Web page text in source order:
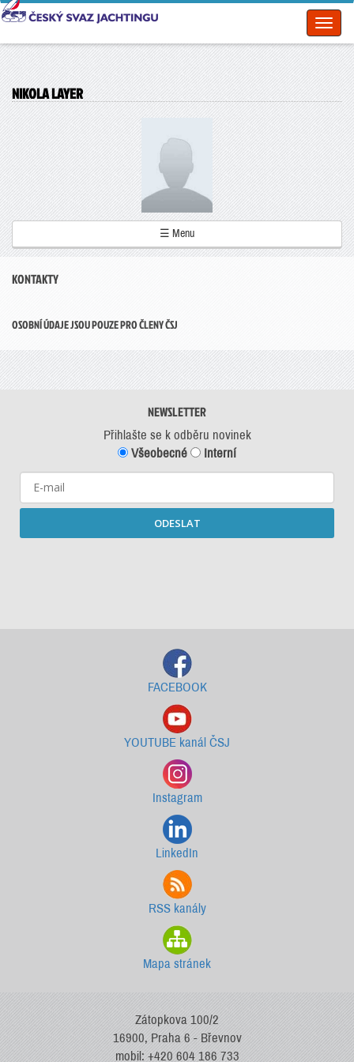
NIKOLA LAYER
☰ Menu
KONTAKTY
OSOBNÍ ÚDAJE JSOU POUZE PRO ČLENY ČSJ
NEWSLETTER
Přihlašte se k odběru novinek
Všeobecné
Interní
ODESLAT
FACEBOOK
YOUTUBE kanál ČSJ
Instagram
LinkedIn
RSS kanály
Mapa stránek
Zátopkova 100/2
16900, Praha 6 - Břevnov
mobil: +420 604 186 733